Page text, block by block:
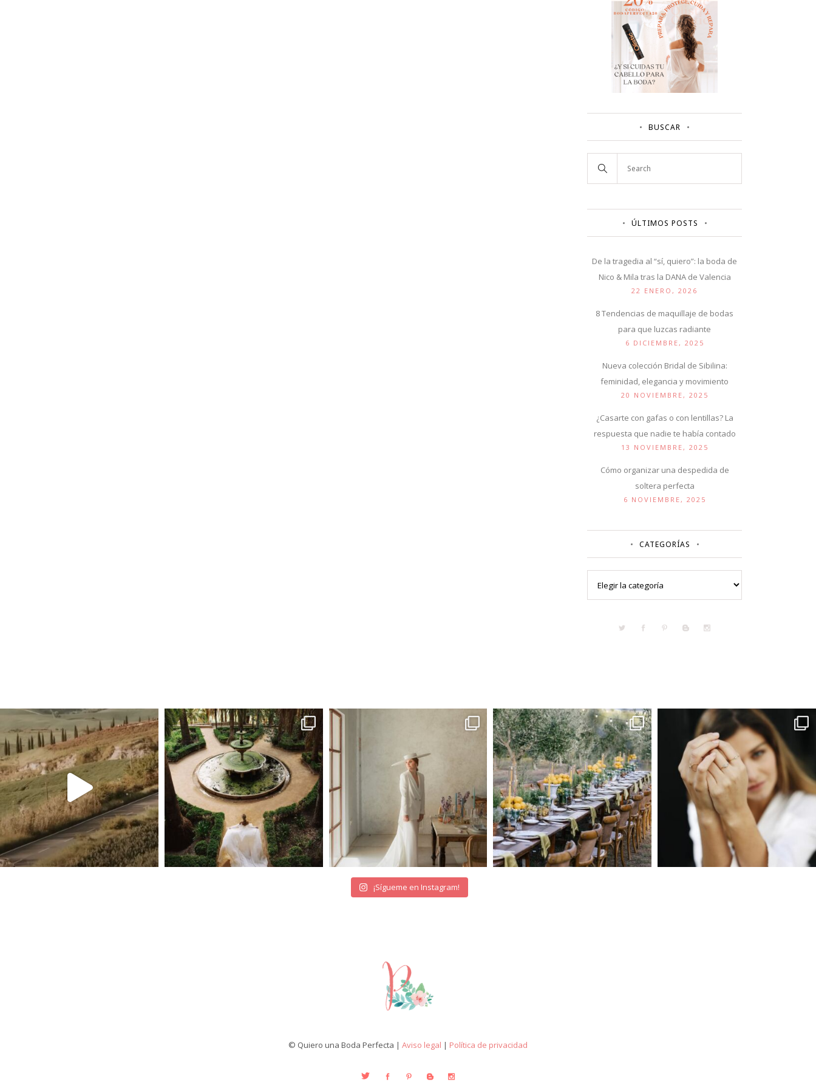
BUSCAR
ÚLTIMOS POSTS
De la tragedia al “sí, quiero”: la boda de
Nico & Mila tras la DANA de Valencia
22 ENERO, 2026
8 Tendencias de maquillaje de bodas
para que luzcas radiante
6 DICIEMBRE, 2025
Nueva colección Bridal de Sibilina:
feminidad, elegancia y movimiento
20 NOVIEMBRE, 2025
¿Casarte con gafas o con lentillas? La
respuesta que nadie te había contado
13 NOVIEMBRE, 2025
Cómo organizar una despedida de
soltera perfecta
6 NOVIEMBRE, 2025
CATEGORÍAS
¡Sígueme en Instagram!
© Quiero una Boda Perfecta | Aviso legal | Política de privacidad